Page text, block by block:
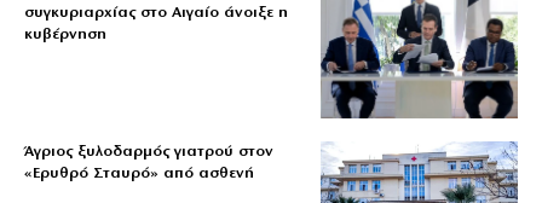
συγκυριαρχίας στο Αιγαίο άνοιξε η
κυβέρνηση
Άγριος ξυλοδαρμός γιατρού στον
«Ερυθρό Σταυρό» από ασθενή